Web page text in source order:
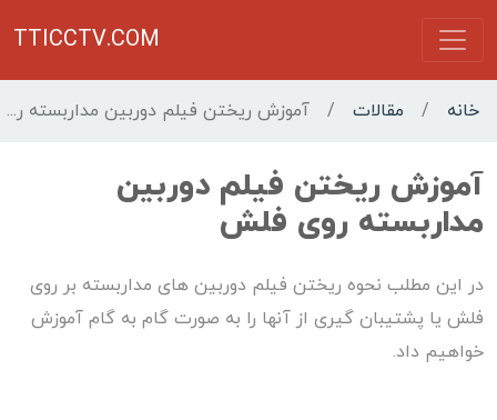
TTICCTV.COM
خانه / مقالات / آموزش ریختن فیلم دوربین مداربسته روی فلش
آموزش ریختن فیلم دوربین
مداربسته روی فلش
در این مطلب نحوه ریختن فیلم دوربین های مداربسته بر روی
فلش یا پشتیبان گیری از آنها را به صورت گام به گام آموزش
خواهیم داد.